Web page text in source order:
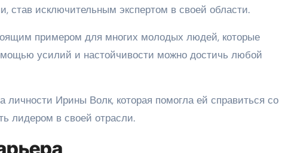
став исключительным экспертом в своей области.
примером для многих молодых людей, которые
усилий и настойчивости можно достичь любой
Ирины Волк, которая помогла ей справиться со
лидером в своей отрасли.